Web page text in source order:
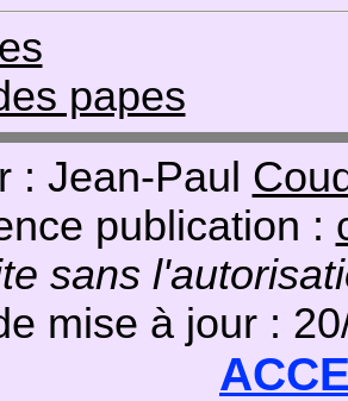
papes
: Jean-Paul
publication :
sans
mise à jour :